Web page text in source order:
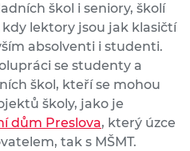
škol i seniory, školí
lektory jsou jak klasičtí
absolventi i studenti.
se studenty a
škol, kteří se mohou
školy, jako je
dům Preslova, který úzce
tak s MŠMT.